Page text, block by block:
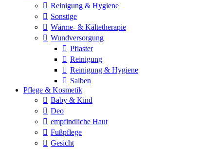
Reinigung & Hygiene
Sonstige
Wärme- & Kältetherapie
Wundversorgung
Pflaster
Reinigung
Reinigung & Hygiene
Salben
Pflege & Kosmetik
Baby & Kind
Deo
empfindliche Haut
Fußpflege
Gesicht